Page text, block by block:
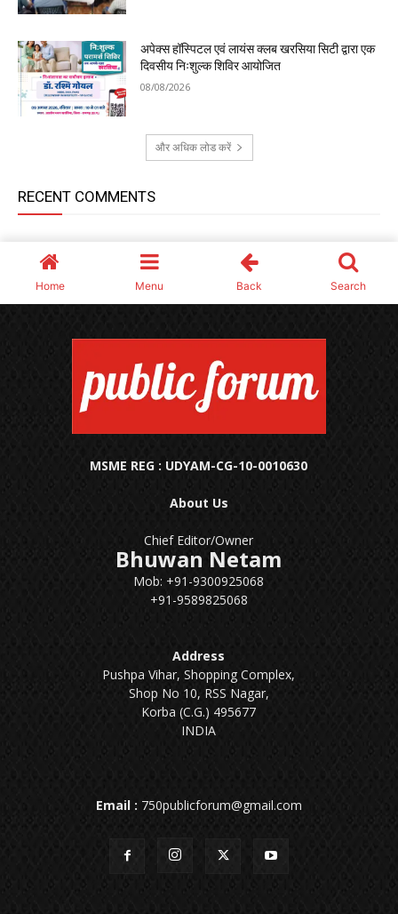
MSME REG : UDYAM-CG-10-0010630
About Us
Chief Editor/Owner
Bhuwan Netam
Mob: +91-9300925068
+91-9589825068
Address
Pushpa Vihar, Shopping Complex,
Shop No 10, RSS Nagar,
Korba (C.G.) 495677
INDIA
Email : 750publicforum@gmail.com